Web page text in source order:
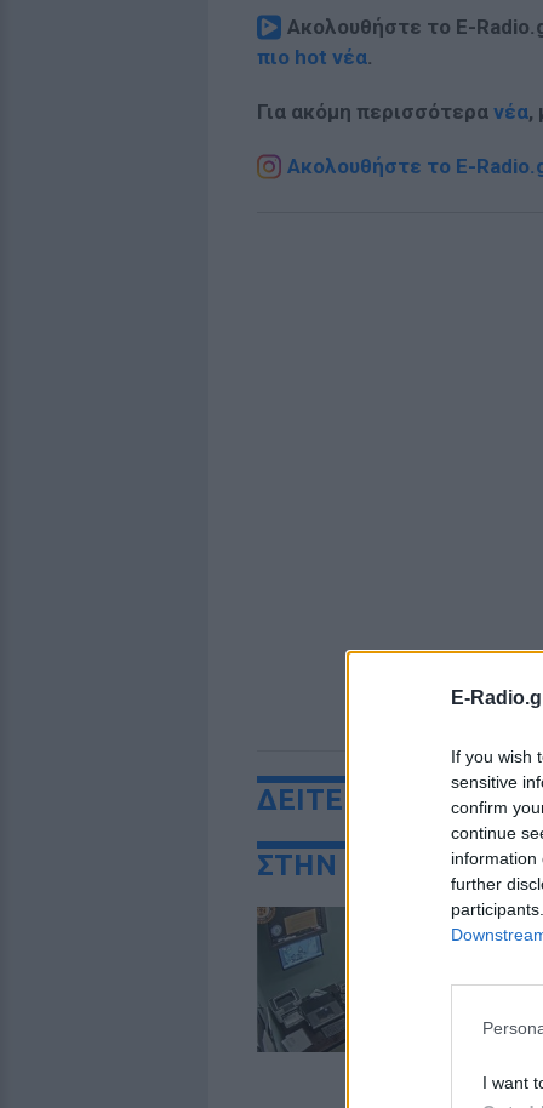
E-
If you wish
sensitive
confirm
continue
information
further
I want
Ακολουθήστε το E-
πιο hot νέα.
Για ακόμη περισσότερα νέα,
Ακολουθήστε το E-
ΔΕΙΤΕ ΕΠΙΣΗΣ
ΣΤΗΝ ΙΔΙΑ
Η